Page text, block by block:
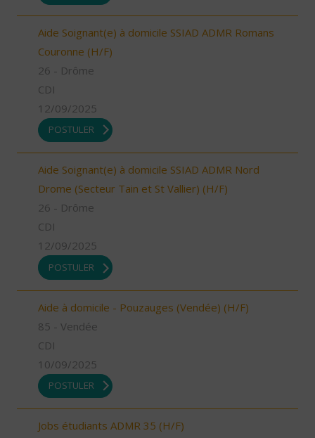
Aide Soignant(e) à domicile SSIAD ADMR Romans
Couronne (H/F)
26 - Drôme
CDI
12/09/2025
POSTULER
Aide Soignant(e) à domicile SSIAD ADMR Nord
Drome (Secteur Tain et St Vallier) (H/F)
26 - Drôme
CDI
12/09/2025
POSTULER
Aide à domicile - Pouzauges (Vendée) (H/F)
85 - Vendée
CDI
10/09/2025
POSTULER
Jobs étudiants ADMR 35 (H/F)